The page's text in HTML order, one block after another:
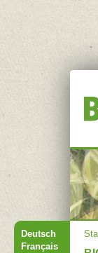
Deutsch
Français